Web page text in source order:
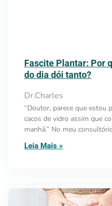
Fascite Plantar: Por
do dia dói tanto?
Dr.Charles
“Doutor, parece que estou
cacos de vidro assim que
manhã.” No meu
Leia Mais »